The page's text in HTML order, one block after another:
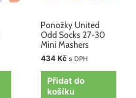
Ponožky United
Odd Socks 27-30
Mini Mashers
434 Kč s DPH
Přidat do
košíku